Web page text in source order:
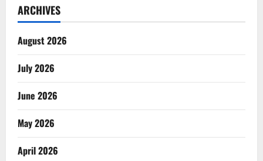
ARCHIVES
August 2026
July 2026
June 2026
May 2026
April 2026